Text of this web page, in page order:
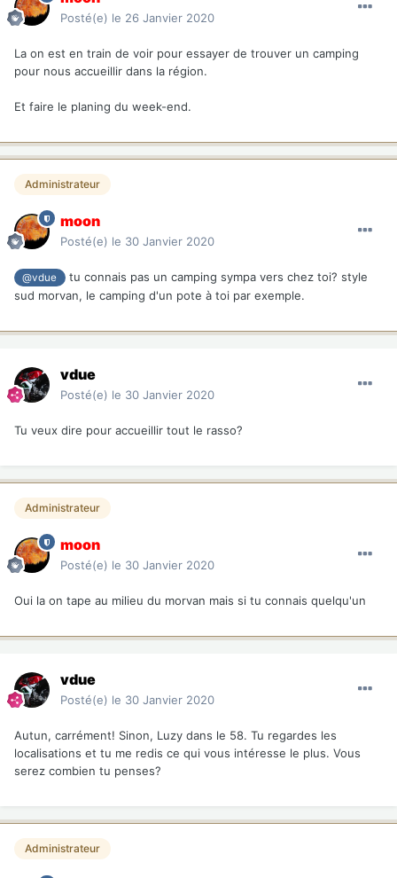
Posté(e) le 26 Janvier 2020
La on est en train de voir pour essayer de trouver un camping
pour nous accueillir dans la région.
Et faire le planing du week-end.
Administrateur
moon
Posté(e) le 30 Janvier 2020
@vdue
tu connais pas un camping sympa vers chez toi? style
sud morvan, le camping d'un pote à toi par exemple.
vdue
Posté(e) le 30 Janvier 2020
Tu veux dire pour accueillir tout le rasso?
Administrateur
moon
Posté(e) le 30 Janvier 2020
Oui la on tape au milieu du morvan mais si tu connais quelqu'un
vdue
Posté(e) le 30 Janvier 2020
Autun, carrément! Sinon, Luzy dans le 58. Tu regardes les
localisations et tu me redis ce qui vous intéresse le plus. Vous
serez combien tu penses?
Administrateur